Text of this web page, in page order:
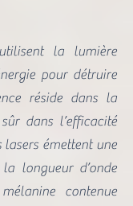
la lumière
pour détruire
réside dans la
dans l’efficacité
lasers émettent une
longueur d’onde
contenue